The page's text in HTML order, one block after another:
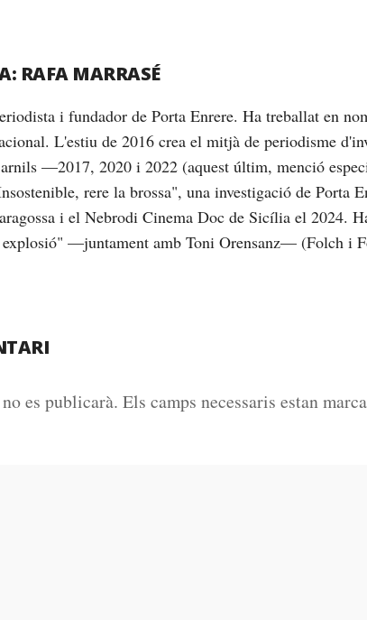
RAFA MARRASÉ
i fundador de Porta Enrere. Ha treballat en
L'estiu de 2016 crea el mitjà de periodisme
—2017, 2020 i 2022 (aquest últim, menció
rere la brossa", una investigació de Porta
i el Nebrodi Cinema Doc de Sicília el 2024.
—juntament amb Toni Orensanz— (Folch i
es publicarà. Els camps necessaris estan